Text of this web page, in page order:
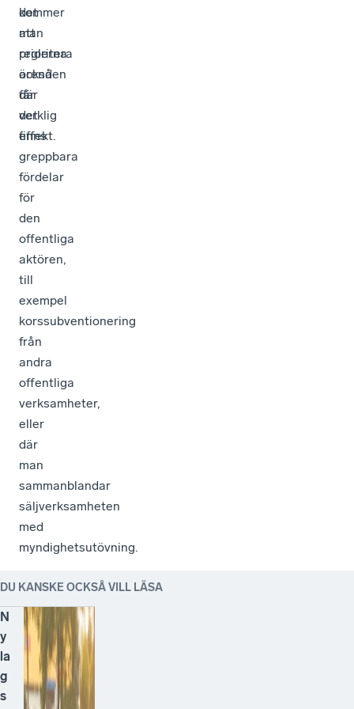
kommer
man
prioritera
ärenden
där
det
finns
greppbara
fördelar
för
den
offentliga
aktören,
till
exempel
korssubventionering
från
andra
offentliga
verksamheter,
eller
där
man
sammanblandar
säljverksamheten
med
myndighetsutövning.
det
att
reglerna
också
får
verklig
effekt.
DU KANSKE OCKSÅ VILL LÄSA
N
y
la
g
s